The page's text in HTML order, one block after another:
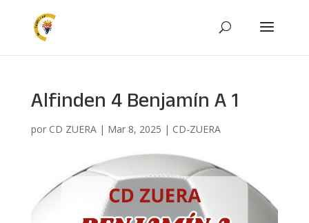
Alfinden 4 Benjamín A 1
por CD ZUERA| Mar 8, 2025 | CD-ZUERA